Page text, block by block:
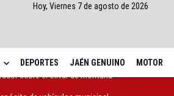
Hoy, Viernes 7 de agosto de 2026
DEPORTES JAÉN GENUINO MOTOR